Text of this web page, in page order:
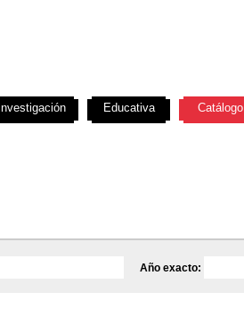
Año exacto:
Investigación Educativa Catálogo